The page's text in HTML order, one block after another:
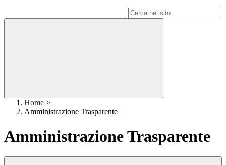
Home >
Amministrazione Trasparente
Amministrazione Trasparente